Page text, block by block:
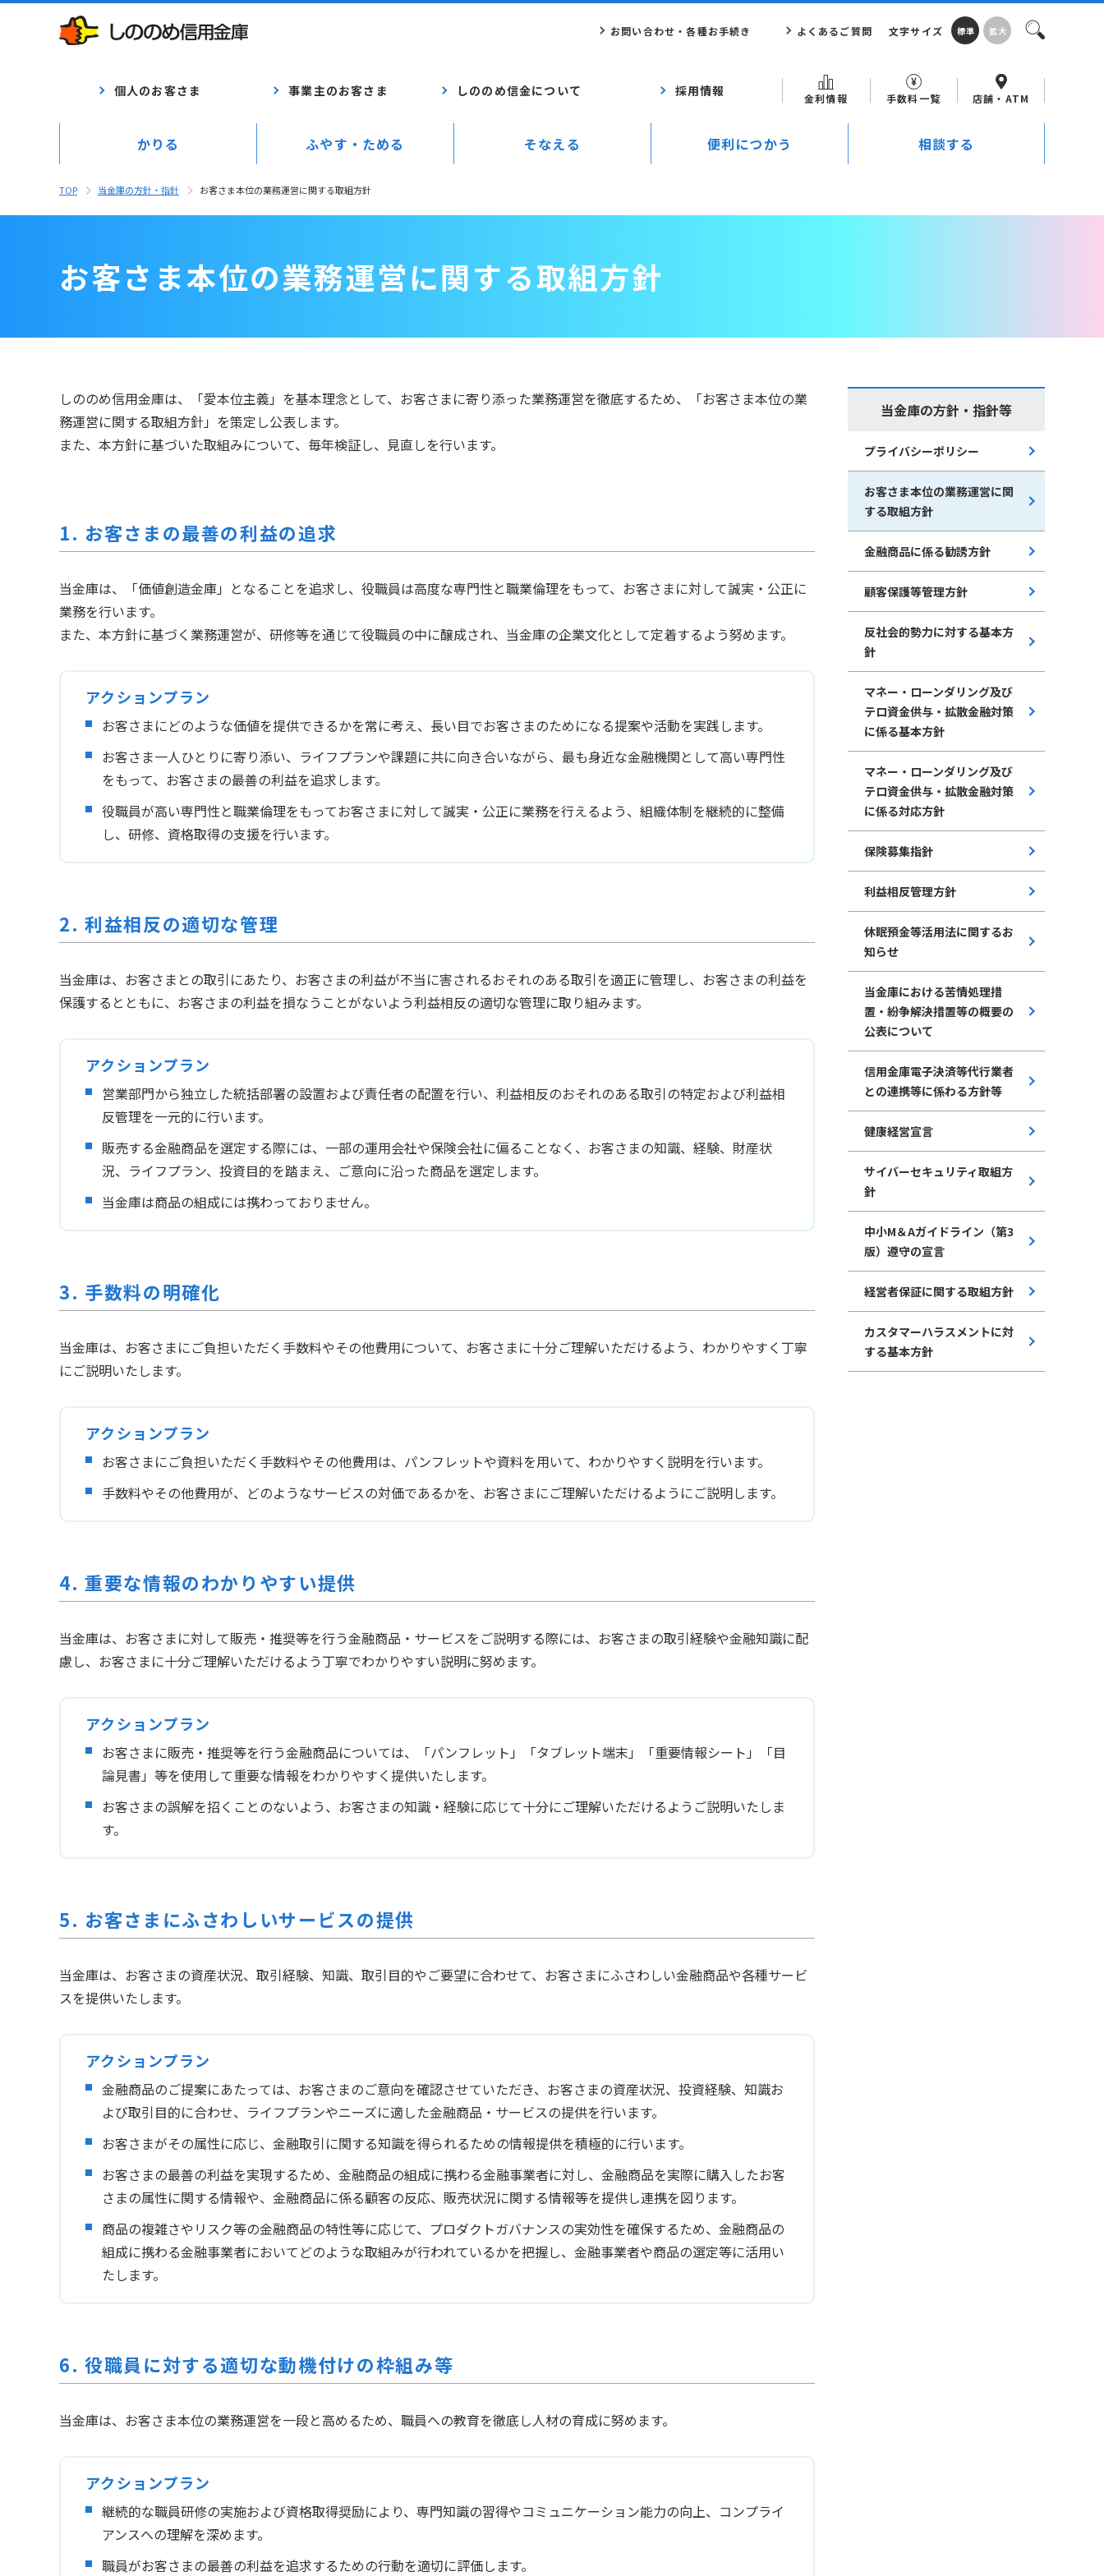
お問い合わせ・各種お手続き よくあるご質問 文字サイズ 標準 拡大
個人のお客さま
かりる ふやす・ためる そなえる 便利につかう 相談する
事業主のお客さま しののめ信金について 採用情報 金利情報 手数料一覧 店舗・ATM
TOP 当金庫の方針・指針 お客さま本位の業務運営に関する取組方針
お客さま本位の業務運営に関する取組方針
しののめ信用金庫は、「愛本位主義」を基本理念として、お客さまに寄り添った業務運営を徹底するため、「お客さま本位の業
務運営に関する取組方針」を策定し公表します。
また、本方針に基づいた取組みについて、毎年検証し、見直しを行います。
1. お客さまの最善の利益の追求
当金庫は、「価値創造金庫」となることを追求し、役職員は高度な専門性と職業倫理をもって、お客さまに対して誠実・公正に
業務を行います。
また、本方針に基づく業務運営が、研修等を通じて役職員の中に醸成され、当金庫の企業文化として定着するよう努めます。
アクションプラン
お客さまにどのような価値を提供できるかを常に考え、長い目でお客さまのためになる提案や活動を実践します。
お客さま一人ひとりに寄り添い、ライフプランや課題に共に向き合いながら、最も身近な金融機関として高い専門性
をもって、お客さまの最善の利益を追求します。
役職員が高い専門性と職業倫理をもってお客さまに対して誠実・公正に業務を行えるよう、組織体制を継続的に整備
し、研修、資格取得の支援を行います。
2. 利益相反の適切な管理
当金庫は、お客さまとの取引にあたり、お客さまの利益が不当に害されるおそれのある取引を適正に管理し、お客さまの利益を
保護するとともに、お客さまの利益を損なうことがないよう利益相反の適切な管理に取り組みます。
アクションプラン
営業部門から独立した統括部署の設置および責任者の配置を行い、利益相反のおそれのある取引の特定および利益相
反管理を一元的に行います。
販売する金融商品を選定する際には、一部の運用会社や保険会社に偏ることなく、お客さまの知識、経験、財産状
況、ライフプラン、投資目的を踏まえ、ご意向に沿った商品を選定します。
当金庫は商品の組成には携わっておりません。
3. 手数料の明確化
当金庫は、お客さまにご負担いただく手数料やその他費用について、お客さまに十分ご理解いただけるよう、わかりやすく丁寧
にご説明いたします。
アクションプラン
お客さまにご負担いただく手数料やその他費用は、パンフレットや資料を用いて、わかりやすく説明を行います。
手数料やその他費用が、どのようなサービスの対価であるかを、お客さまにご理解いただけるようにご説明します。
4. 重要な情報のわかりやすい提供
当金庫は、お客さまに対して販売・推奨等を行う金融商品・サービスをご説明する際には、お客さまの取引経験や金融知識に配
慮し、お客さまに十分ご理解いただけるよう丁寧でわかりやすい説明に努めます。
アクションプラン
お客さまに販売・推奨等を行う金融商品については、「パンフレット」「タブレット端末」「重要情報シート」「目
論見書」等を使用して重要な情報をわかりやすく提供いたします。
お客さまの誤解を招くことのないよう、お客さまの知識・経験に応じて十分にご理解いただけるようご説明いたしま
す。
5. お客さまにふさわしいサービスの提供
当金庫は、お客さまの資産状況、取引経験、知識、取引目的やご要望に合わせて、お客さまにふさわしい金融商品や各種サービ
スを提供いたします。
アクションプラン
金融商品のご提案にあたっては、お客さまのご意向を確認させていただき、お客さまの資産状況、投資経験、知識お
よび取引目的に合わせ、ライフプランやニーズに適した金融商品・サービスの提供を行います。
お客さまがその属性に応じ、金融取引に関する知識を得られるための情報提供を積極的に行います。
お客さまの最善の利益を実現するため、金融商品の組成に携わる金融事業者に対し、金融商品を実際に購入したお客
さまの属性に関する情報や、金融商品に係る顧客の反応、販売状況に関する情報等を提供し連携を図ります。
商品の複雑さやリスク等の金融商品の特性等に応じて、プロダクトガバナンスの実効性を確保するため、金融商品の
組成に携わる金融事業者においてどのような取組みが行われているかを把握し、金融事業者や商品の選定等に活用い
たします。
6. 役職員に対する適切な動機付けの枠組み等
当金庫は、お客さま本位の業務運営を一段と高めるため、職員への教育を徹底し人材の育成に努めます。
アクションプラン
継続的な職員研修の実施および資格取得奨励により、専門知識の習得やコミュニケーション能力の向上、コンプライ
アンスへの理解を深めます。
職員がお客さまの最善の利益を追求するための行動を適切に評価します。
当金庫の方針・指針等
プライバシーポリシー
お客さま本位の業務運営に関
する取組方針
金融商品に係る勧誘方針
顧客保護等管理方針
反社会的勢力に対する基本方
針
マネー・ローンダリング及び
テロ資金供与・拡散金融対策
に係る基本方針
マネー・ローンダリング及び
テロ資金供与・拡散金融対策
に係る対応方針
保険募集指針
利益相反管理方針
休眠預金等活用法に関するお
知らせ
当金庫における苦情処理措
置・紛争解決措置等の概要の
公表について
信用金庫電子決済等代行業者
との連携等に係わる方針等
健康経営宣言
サイバーセキュリティ取組方
針
中小M＆Aガイドライン（第3
版）遵守の宣言
経営者保証に関する取組方針
カスタマーハラスメントに対
する基本方針